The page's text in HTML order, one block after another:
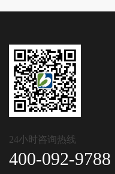
24小时咨询热线
400-092-9788